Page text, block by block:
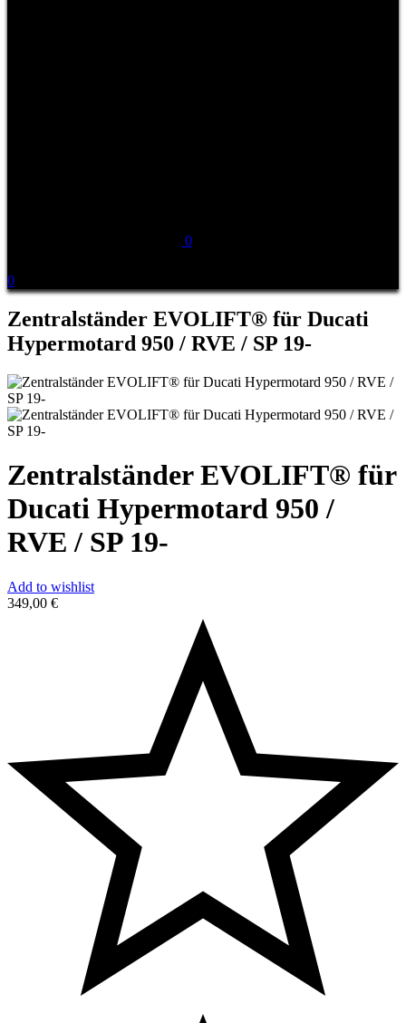
0
0
Zentralständer EVOLIFT® für Ducati
Hypermotard 950 / RVE / SP 19-
Zentralständer EVOLIFT® für
Ducati Hypermotard 950 /
RVE / SP 19-
Add to wishlist
349,00 €